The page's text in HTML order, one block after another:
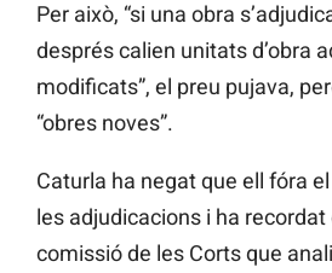
Per això, “si una obra
després calien unitats d’obra
modificats”, el preu pujava,
“obres noves”.
Caturla ha negat que ell fóra
les adjudicacions i ha recordat
comissió de les Corts que